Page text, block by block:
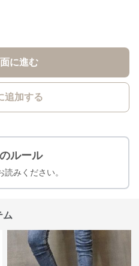
に進む
追加する
ルール
みください。
ム